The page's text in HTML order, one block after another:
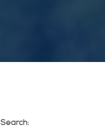
Search: